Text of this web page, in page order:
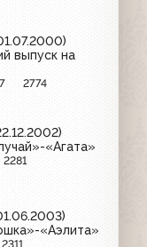
выпуск на
2774
«Агата»
2281
«Аэлита»
2311